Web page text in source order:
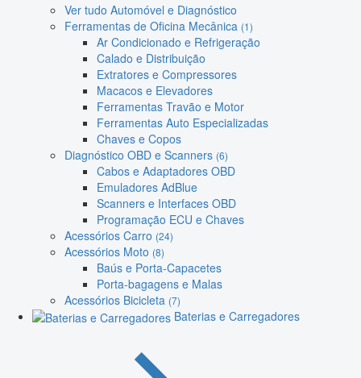
Ver tudo Automóvel e Diagnóstico
Ferramentas de Oficina Mecânica (1)
Ar Condicionado e Refrigeração
Calado e Distribuição
Extratores e Compressores
Macacos e Elevadores
Ferramentas Travão e Motor
Ferramentas Auto Especializadas
Chaves e Copos
Diagnóstico OBD e Scanners (6)
Cabos e Adaptadores OBD
Emuladores AdBlue
Scanners e Interfaces OBD
Programação ECU e Chaves
Acessórios Carro (24)
Acessórios Moto (8)
Baús e Porta-Capacetes
Porta-bagagens e Malas
Acessórios Bicicleta (7)
Baterias e Carregadores